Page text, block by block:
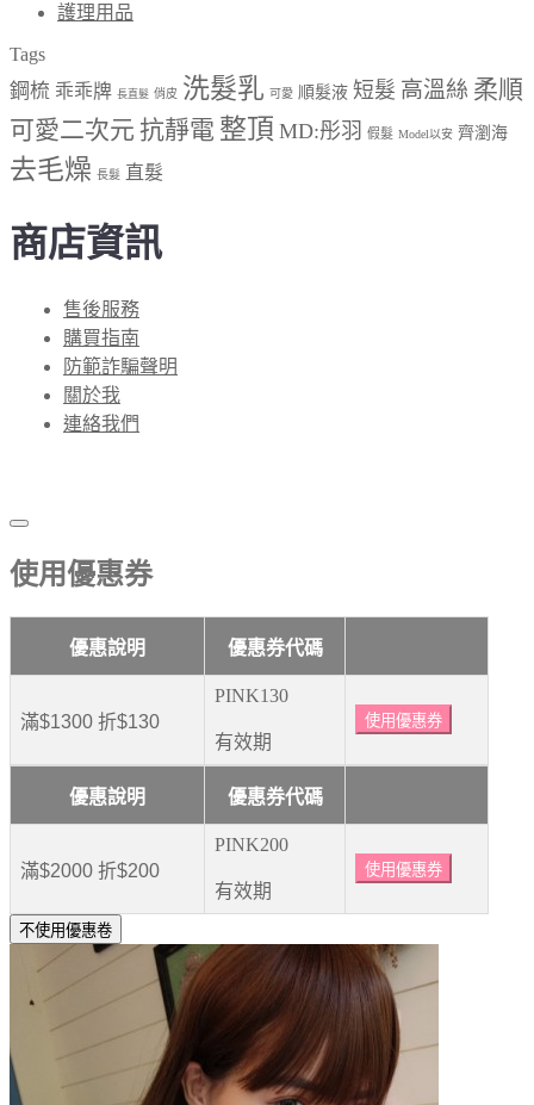
護理用品
Tags
鋼梳 乖乖牌 長直髮 俏皮 洗髮乳 可愛 順髮液 短髮 高溫絲 柔順
可愛二次元 抗靜電 整頂 MD:彤羽 假髮 Model以安 齊瀏海
去毛燥 長髮 直髮
商店資訊
售後服務
購買指南
防範詐騙聲明
關於我
連絡我們
使用優惠券
優惠說明 優惠券代碼
滿$1300 折$130
PINK130
有效期
使用優惠券
優惠說明 優惠券代碼
滿$2000 折$200
PINK200
有效期
使用優惠券
不使用優惠卷